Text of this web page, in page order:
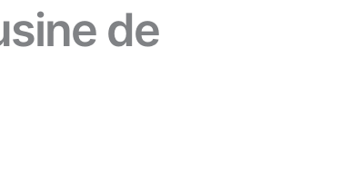
de